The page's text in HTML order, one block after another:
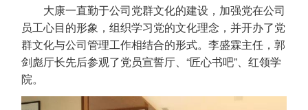
大康一直勤于公司党群文化的建设，加强党在公司
员工心目的形象，组织学习党的文化理念，并开办了党
群文化与公司管理工作相结合的形式。李盛霖主任，郭
剑彪厅长先后参观了党员宣誓厅、“匠心书吧”、红领学
院。